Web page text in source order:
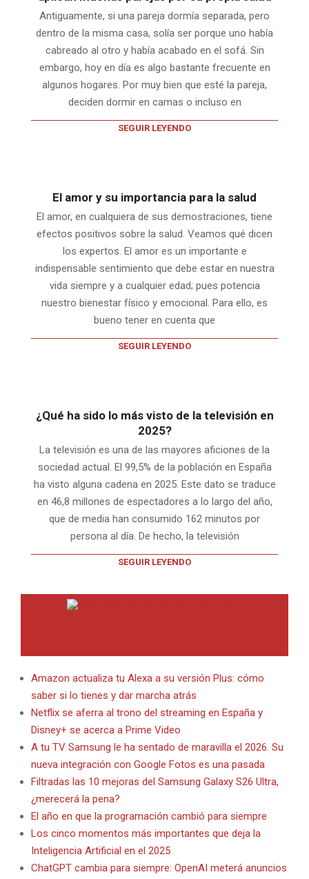
Antiguamente, si una pareja dormía separada, pero
dentro de la misma casa, solía ser porque uno había
cabreado al otro y había acabado en el sofá. Sin
embargo, hoy en día es algo bastante frecuente en
algunos hogares. Por muy bien que esté la pareja,
deciden dormir en camas o incluso en
SEGUIR LEYENDO
El amor y su importancia para la salud
El amor, en cualquiera de sus demostraciones, tiene
efectos positivos sobre la salud. Veamos qué dicen
los expertos. El amor es un importante e
indispensable sentimiento que debe estar en nuestra
vida siempre y a cualquier edad; pues potencia
nuestro bienestar físico y emocional. Para ello, es
bueno tener en cuenta que
SEGUIR LEYENDO
¿Qué ha sido lo más visto de la televisión en
2025?
La televisión es una de las mayores aficiones de la
sociedad actual. El 99,5% de la población en España
ha visto alguna cadena en 2025. Este dato se traduce
en 46,8 millones de espectadores a lo largo del año,
que de media han consumido 162 minutos por
persona al día. De hecho, la televisión
SEGUIR LEYENDO
Amazon actualiza tu Alexa a su versión Plus: cómo
saber si lo tienes y dar marcha atrás
Netflix se aferra al trono del streaming en España y
Disney+ se acerca a Prime Video
A tu TV Samsung le ha sentado de maravilla el 2026. Su
nueva integración con Google Fotos es una pasada
Filtradas las 10 mejoras del Samsung Galaxy S26 Ultra,
¿merecerá la pena?
El año en que la programación cambió para siempre
Los cinco momentos más importantes que deja la
Inteligencia Artificial en el 2025
ChatGPT cambia para siempre: OpenAI meterá anuncios